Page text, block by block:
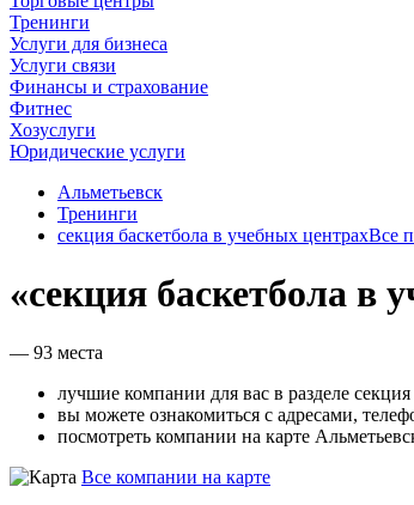
Тренинги
Услуги для бизнеса
Услуги связи
Финансы и страхование
Фитнес
Хозуслуги
Юридические услуги
Альметьевск
Тренинги
секция баскетбола в учебных центрахВсе
«секция баскетбола в
— 93 места
лучшие компании для вас в разделе
вы можете ознакомиться с адресами,
посмотреть компании на карте
Все компании на карте